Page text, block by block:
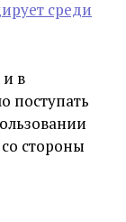
среди
в
поступать
стороны